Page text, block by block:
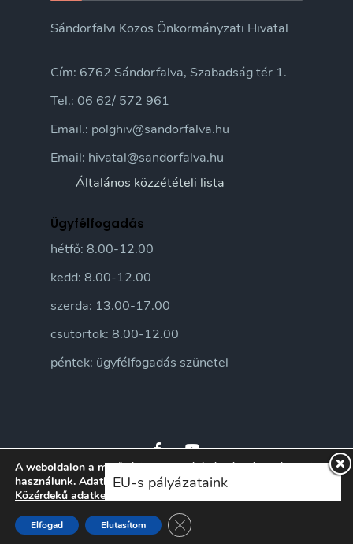
Sándorfalvi Közös Önkormányzati Hivatal
Cím: 6762 Sándorfalva, Szabadság tér 1.
Tel.: 06 62/ 572 961
Email.: polghiv@sandorfalva.hu
Email: hivatal@sandorfalva.hu
Általános közzétételi lista
Ügyfélfogadás
hétfő: 8.00-12.00
kedd: 8.00-12.00
szerda: 13.00-17.00
csütörtök: 8.00-12.00
péntek: ügyfélfogadás szünetel
© 2026 Sándorfalva Város honlapja • Sándorfalvi Közös Önkormányzati
Hivatal 2016 | Minden jog fenntartva
EU-s pályázataink
A weboldalon a minőségi felhasználói élmény érdekében sütiket
használunk. Adatkezelési tájékoztatónkatitt ismerheti meg.
Közérdekű adatkezelési szabályzatunkat
Elfogad Elutasítom Close GDPR Cookie Banner